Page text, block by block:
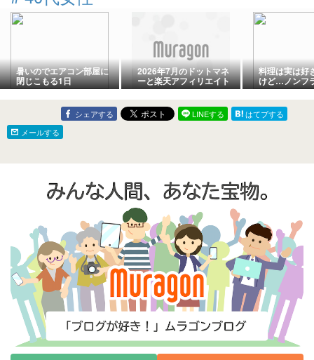
暑いのでエアコン部屋に
閉じこもる1日
2026年7月のドットマネ
ーと楽天アフィリエイト
の報酬
料理は実は好
けど…ノンフ
入
シェアする LINEする
はてブする
メールする